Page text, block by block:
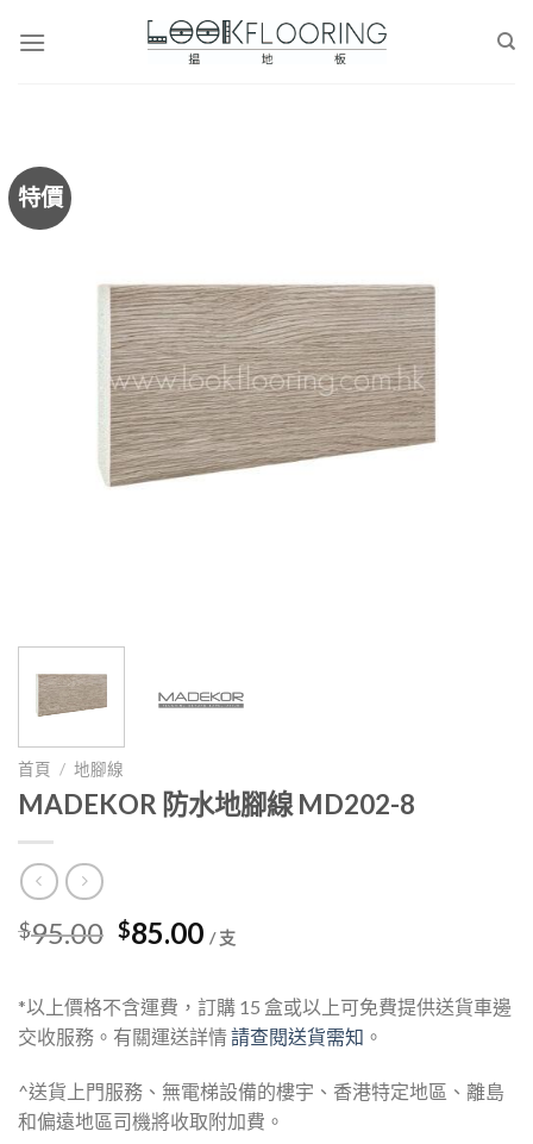
特價
首頁 / 地腳線
MADEKOR 防水地腳線 MD202-8
$95.00 Original
was:
$95.00.
$85.00Current
is:
$85.00.
/ 支
*以上價格不含運費，訂購 15 盒或以上可免費提供送貨車邊
交收服務。有關運送詳情請查閱送貨需知 。
^送貨上門服務、無電梯設備的樓宇、香港特定地區、離島
和偏遠地區司機將收取附加費。